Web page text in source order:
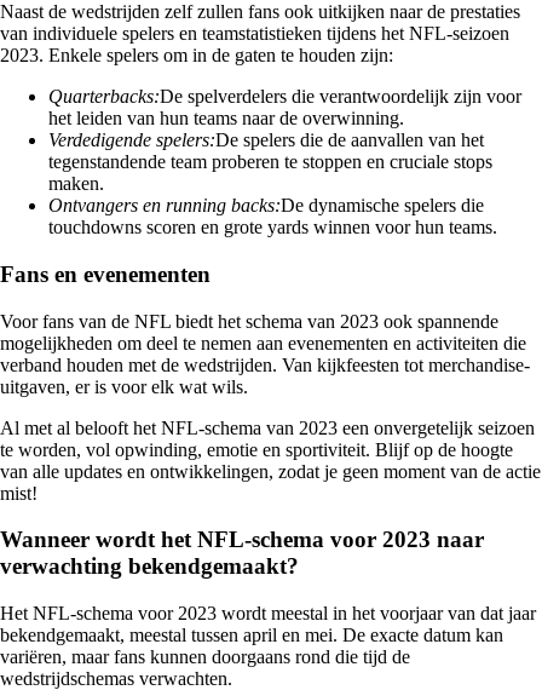
Naast de wedstrijden zelf zullen fans ook uitkijken naar de prestaties
van individuele spelers en teamstatistieken tijdens het NFL-seizoen
2023. Enkele spelers om in de gaten te houden zijn:
Quarterbacks:De spelverdelers die verantwoordelijk zijn voor
het leiden van hun teams naar de overwinning.
Verdedigende spelers:De spelers die de aanvallen van het
tegenstandende team proberen te stoppen en cruciale stops
maken.
Ontvangers en running backs:De dynamische spelers die
touchdowns scoren en grote yards winnen voor hun teams.
Fans en evenementen
Voor fans van de NFL biedt het schema van 2023 ook spannende
mogelijkheden om deel te nemen aan evenementen en activiteiten die
verband houden met de wedstrijden. Van kijkfeesten tot merchandise-
uitgaven, er is voor elk wat wils.
Al met al belooft het NFL-schema van 2023 een onvergetelijk seizoen
te worden, vol opwinding, emotie en sportiviteit. Blijf op de hoogte
van alle updates en ontwikkelingen, zodat je geen moment van de actie
mist!
Wanneer wordt het NFL-schema voor 2023 naar
verwachting bekendgemaakt?
Het NFL-schema voor 2023 wordt meestal in het voorjaar van dat jaar
bekendgemaakt, meestal tussen april en mei. De exacte datum kan
variëren, maar fans kunnen doorgaans rond die tijd de
wedstrijdschemas verwachten.